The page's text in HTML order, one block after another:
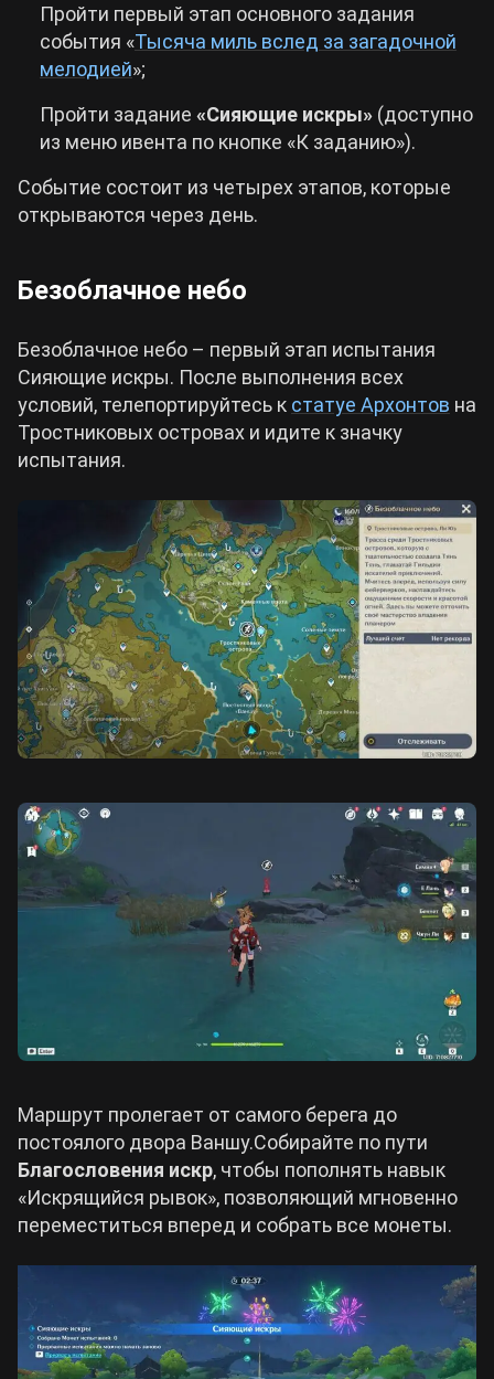
Пройти первый этап основного задания
события «Тысяча миль вслед за загадочной
мелодией»;
Пройти задание «Сияющие искры» (доступно
из меню ивента по кнопке «К заданию»).
Событие состоит из четырех этапов, которые
открываются через день.
Безоблачное небо
Безоблачное небо – первый этап испытания
Сияющие искры. После выполнения всех
условий, телепортируйтесь к статуе Архонтов на
Тростниковых островах и идите к значку
испытания.
Маршрут пролегает от самого берега до
постоялого двора Ваншу.Собирайте по пути
Благословения искр, чтобы пополнять навык
«Искрящийся рывок», позволяющий мгновенно
переместиться вперед и собрать все монеты.